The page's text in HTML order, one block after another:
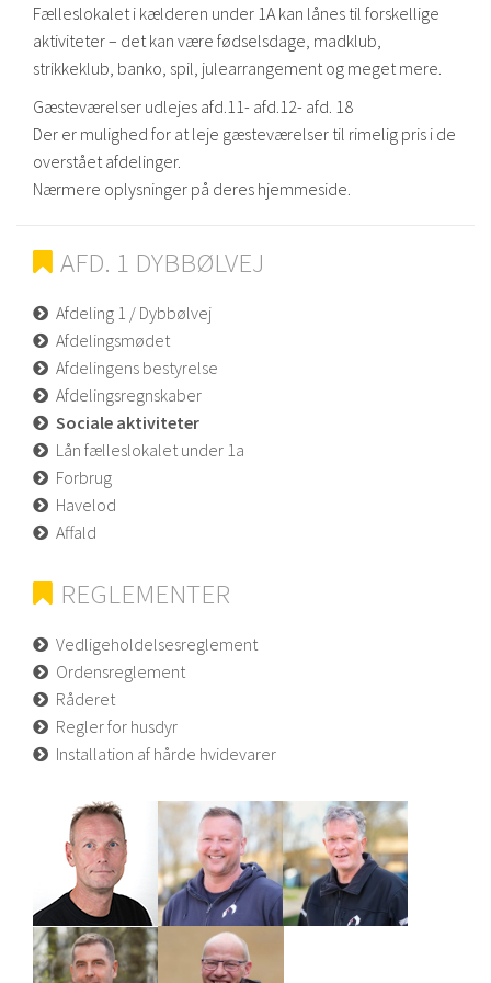
Fælleslokalet i kælderen under 1A kan lånes til forskellige
aktiviteter – det kan være fødselsdage, madklub,
strikkeklub, banko, spil, julearrangement og meget mere.
Gæsteværelser udlejes afd.11- afd.12- afd. 18
Der er mulighed for at leje gæsteværelser til rimelig pris i de
overstået afdelinger.
Nærmere oplysninger på deres hjemmeside.
AFD. 1 DYBBØLVEJ
Afdeling 1 / Dybbølvej
Afdelingsmødet
Afdelingens bestyrelse
Afdelingsregnskaber
Sociale aktiviteter
Lån fælleslokalet under 1a
Forbrug
Havelod
Affald
REGLEMENTER
Vedligeholdelsesreglement
Ordensreglement
Råderet
Regler for husdyr
Installation af hårde hvidevarer